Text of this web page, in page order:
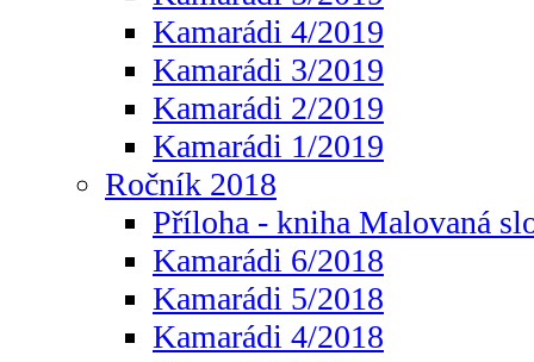
Kamarádi 4/2019
Kamarádi 3/2019
Kamarádi 2/2019
Kamarádi 1/2019
Ročník 2018
Příloha - kniha Malovaná
Kamarádi 6/2018
Kamarádi 5/2018
Kamarádi 4/2018